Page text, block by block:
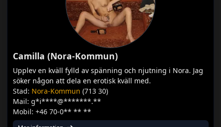
Camilla (Nora-Kommun)
Upplev en kväll fylld av spänning och njutning i Nora. Jag
söker någon att dela en erotisk kväll med.
Stad: Nora-Kommun (713 30)
Mail: g*i****@*******.**
Mobil: +46 70-0** ** **